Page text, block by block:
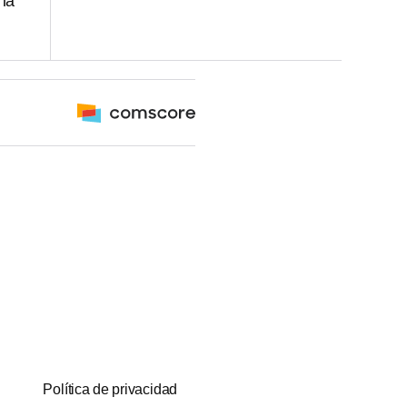
Política de privacidad